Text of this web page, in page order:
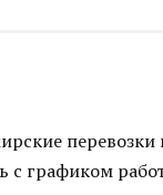
перевозки
с графиком